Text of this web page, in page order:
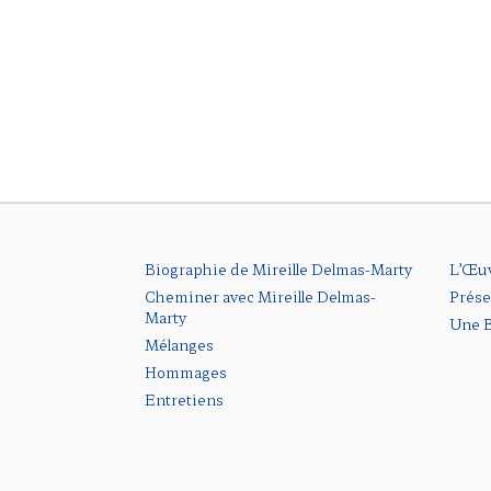
Biographie de Mireille Delmas-Marty
Cheminer avec Mireille Delmas-
Marty
Mélanges
Hommages
Entretiens
Une